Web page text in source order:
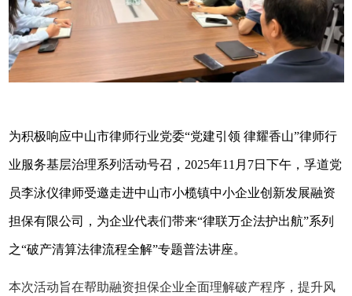
为积极响应中山市律师行业党委“党建引领 律耀香山”律师行
业服务基层治理系列活动号召，2025年11月7日下午，孚道党
员李泳仪律师受邀走进中山市小榄镇中小企业创新发展融资
担保有限公司，为企业代表们带来“律联万企法护出航”系列
之“破产清算法律流程全解”专题普法讲座。
本次活动旨在帮助融资担保企业全面理解破产程序，提升风